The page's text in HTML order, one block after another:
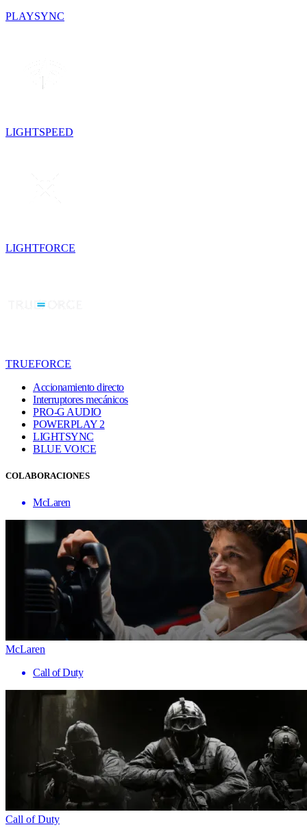
PLAYSYNC
LIGHTSPEED
LIGHTFORCE
TRUEFORCE
Accionamiento directo
Interruptores mecánicos
PRO-G AUDIO
POWERPLAY 2
LIGHTSYNC
BLUE VO!CE
COLABORACIONES
McLaren
McLaren
Call of Duty
Call of Duty